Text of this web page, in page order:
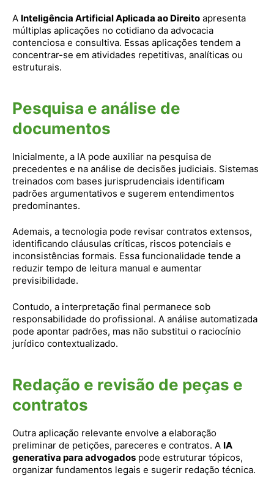
A Inteligência Artificial Aplicada ao Direito apresenta
múltiplas aplicações no cotidiano da advocacia
contenciosa e consultiva. Essas aplicações tendem a
concentrar-se em atividades repetitivas, analíticas ou
estruturais.
Pesquisa e análise de
documentos
Inicialmente, a IA pode auxiliar na pesquisa de
precedentes e na análise de decisões judiciais. Sistemas
treinados com bases jurisprudenciais identificam
padrões argumentativos e sugerem entendimentos
predominantes.
Ademais, a tecnologia pode revisar contratos extensos,
identificando cláusulas críticas, riscos potenciais e
inconsistências formais. Essa funcionalidade tende a
reduzir tempo de leitura manual e aumentar
previsibilidade.
Contudo, a interpretação final permanece sob
responsabilidade do profissional. A análise automatizada
pode apontar padrões, mas não substitui o raciocínio
jurídico contextualizado.
Redação e revisão de peças e
contratos
Outra aplicação relevante envolve a elaboração
preliminar de petições, pareceres e contratos. A IA
generativa para advogados pode estruturar tópicos,
organizar fundamentos legais e sugerir redação técnica.